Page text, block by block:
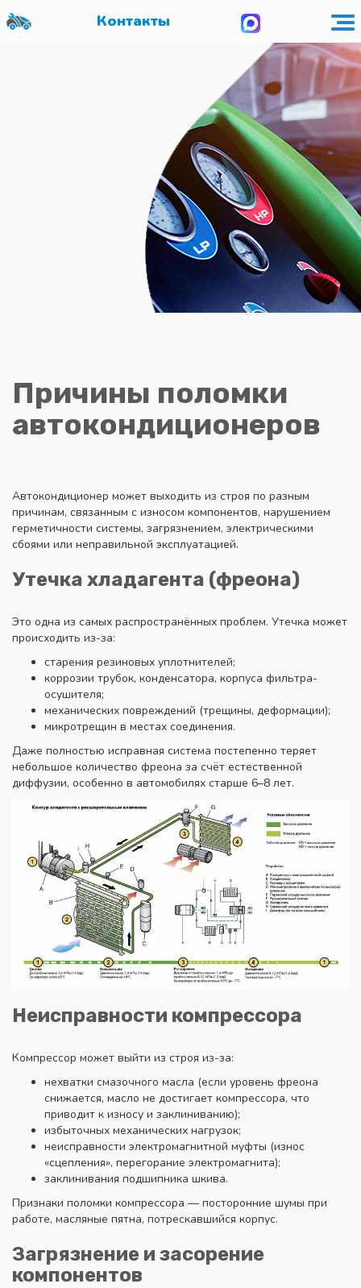
Контакты
Причины поломки
автокондиционеров
Автокондиционер может выходить из строя по разным
причинам, связанным с износом компонентов, нарушением
герметичности системы, загрязнением, электрическими
сбоями или неправильной эксплуатацией.
Утечка хладагента (фреона)
Это одна из самых распространённых проблем. Утечка может
происходить из-за:
старения резиновых уплотнителей;
коррозии трубок, конденсатора, корпуса фильтра-
осушителя;
механических повреждений (трещины, деформации);
микротрещин в местах соединения.
Даже полностью исправная система постепенно теряет
небольшое количество фреона за счёт естественной
диффузии, особенно в автомобилях старше 6–8 лет.
Неисправности компрессора
Компрессор может выйти из строя из-за:
нехватки смазочного масла (если уровень фреона
снижается, масло не достигает компрессора, что
приводит к износу и заклиниванию);
избыточных механических нагрузок;
неисправности электромагнитной муфты (износ
«сцепления», перегорание электромагнита);
заклинивания подшипника шкива.
Признаки поломки компрессора — посторонние шумы при
работе, масляные пятна, потрескавшийся корпус.
Загрязнение и засорение
компонентов